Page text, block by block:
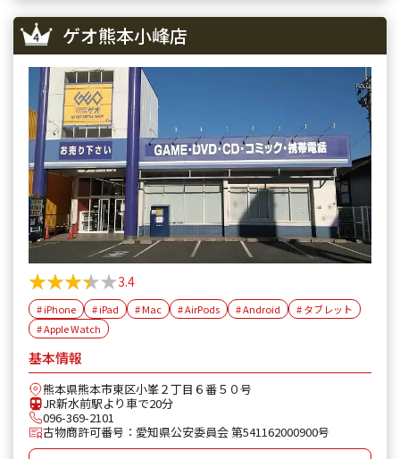
ゲオ熊本小峰店
★★★★★
★★★★★3.4
# iPhone # iPad # Mac # AirPods # Android
# タブレット
# Apple Watch
基本情報
熊本県熊本市東区小峯２丁目６番５０号
JR新水前駅より車で20分
096-369-2101
古物商許可番号：愛知県公安委員会 第541162000900号